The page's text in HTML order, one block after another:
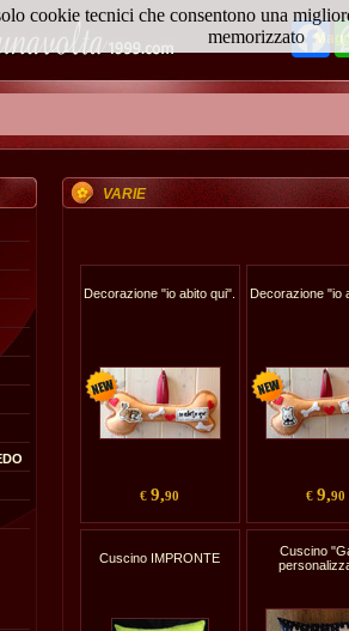
VARIE
Decorazione "io abito qui".
€ 9,90
Decorazione "io
€ 9,90
Cuscino IMPRONTE
Cuscino
cookie tecnici che consentono una
memorizzato